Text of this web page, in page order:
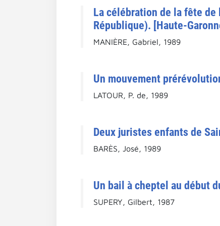
La célébration de la fête de
République). [Haute-
MANIÈRE, Gabriel, 1989
Un mouvement
LATOUR, P. de, 1989
Deux juristes enfants de
BARÈS, José, 1989
Un bail à cheptel au début
SUPERY, Gilbert, 1987